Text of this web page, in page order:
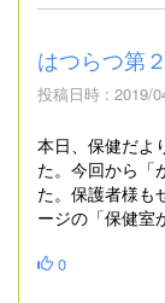
はつらつ第
投稿日時 : 2019/
本日、保健だよ
た。今回から「
た。保護者様も
ージの「保健室
0